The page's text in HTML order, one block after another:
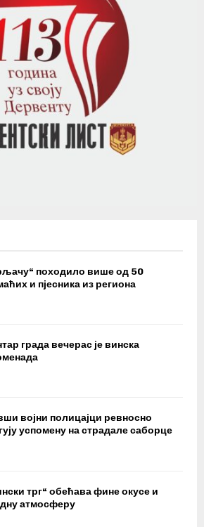
походило више од 50
и пјесника из региона
града вечерас је винска
војни полицајци ревносно
успомену на страдале саборце
трг“ обећава фине окусе и
атмосферу